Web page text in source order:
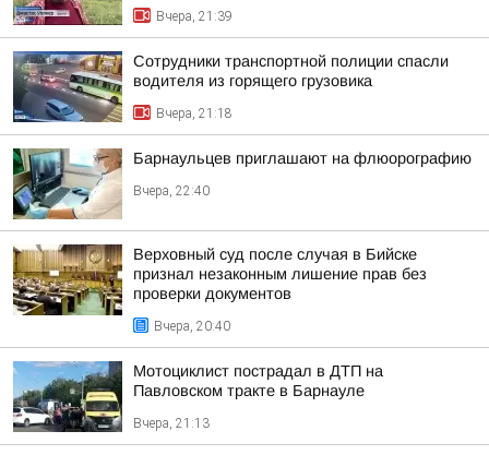
Вчера, 21:39
Сотрудники транспортной полиции спасли
водителя из горящего грузовика
Вчера, 21:18
Барнаульцев приглашают на флюорографию
Вчера, 22:40
Верховный суд после случая в Бийске
признал незаконным лишение прав без
проверки документов
Вчера, 20:40
Мотоциклист пострадал в ДТП на
Павловском тракте в Барнауле
Вчера, 21:13